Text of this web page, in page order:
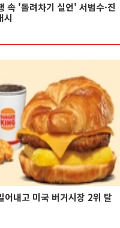
속 '돌려차기 실언' 서범수·진
시
어내고 미국 버거시장 2위 탈